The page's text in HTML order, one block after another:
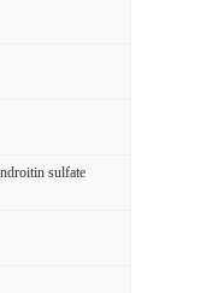
sulfate